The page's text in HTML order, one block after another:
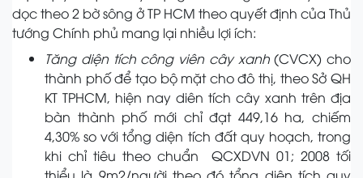
dọc theo 2 bờ sông ở TP HCM theo quyết định của Thủ
tướng Chính phủ mang lại nhiều lợi ích:
Tăng diện tích công viên cây xanh(CVCX) cho
thành phố để tạo bộ mặt cho đô thị, theo Sở QH
KT TPHCM, hiện nay diên tích cây xanh trên địa
bàn thành phố mới chỉ đạt 449,16 ha, chiếm
4,30% so với tổng diện tích đất quy hoạch, trong
khi chỉ tiêu theo chuẩn QCXDVN 01; 2008 tối